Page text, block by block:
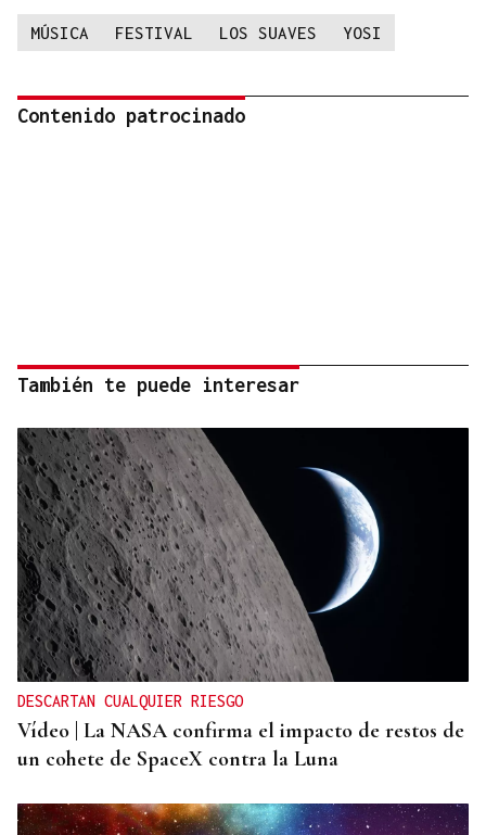
MÚSICA FESTIVAL LOS SUAVES YOSI
Contenido patrocinado
También te puede interesar
DESCARTAN CUALQUIER RIESGO
Vídeo | La NASA confirma el impacto de restos de
un cohete de SpaceX contra la Luna